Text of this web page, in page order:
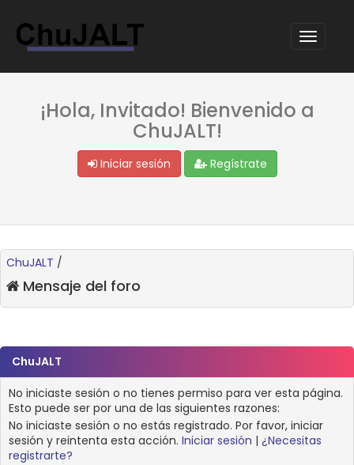
¡Hola, Invitado! Bienvenido a
ChuJALT!
Iniciar sesión Regístrate
ChuJALT /
Mensaje del foro
ChuJALT
No iniciaste sesión o no tienes permiso para ver esta página.
Esto puede ser por una de las siguientes razones:
No iniciaste sesión o no estás registrado. Por favor, iniciar
sesión y reintenta esta acción. Iniciar sesión | ¿Necesitas
registrarte?